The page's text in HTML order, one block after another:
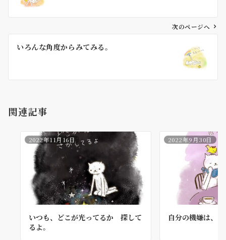
ビ
ン
次のページへ
いろんな角度からみてみる。
関連記事
2022年11月16日
いつも、どこが光ってるか 探して
るよ。
2022年9月30日
自分の機嫌は、